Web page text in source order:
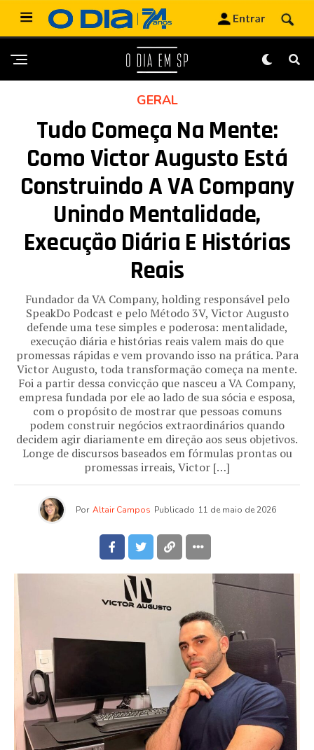
GERAL
Tudo Começa Na Mente:
Como Victor Augusto Está
Construindo A VA Company
Unindo Mentalidade,
Execução Diária E Histórias
Reais
Fundador da VA Company, holding responsável pelo
SpeakDo Podcast e pelo Método 3V, Victor Augusto
defende uma tese simples e poderosa: mentalidade,
execução diária e histórias reais valem mais do que
promessas rápidas e vem provando isso na prática. Para
Victor Augusto, toda transformação começa na mente.
Foi a partir dessa convicção que nasceu a VA Company,
empresa fundada por ele ao lado de sua sócia e esposa,
com o propósito de mostrar que pessoas comuns
podem construir negócios extraordinários quando
decidem agir diariamente em direção aos seus objetivos.
Longe de discursos baseados em fórmulas prontas ou
promessas irreais, Victor […]
Por Altair Campos Publicado 11 de maio de 2026